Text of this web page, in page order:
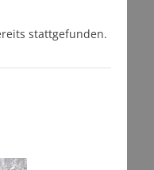
stattgefunden.